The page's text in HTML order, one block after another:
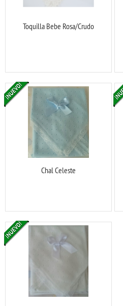
Toquilla Bebe Rosa/Crudo
Chal Celeste